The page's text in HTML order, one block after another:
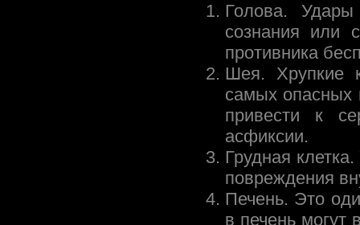
Голова.
сознания или
противника
Шея. Хрупкие
самых опасных
привести к
асфиксии.
Грудная
повреждения
Печень. Это
в печень